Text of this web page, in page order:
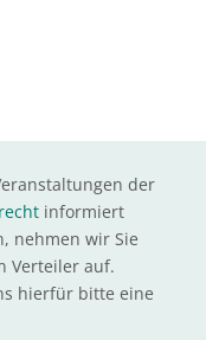
der
informiert
nehmen wir Sie
Verteiler auf.
hierfür bitte eine